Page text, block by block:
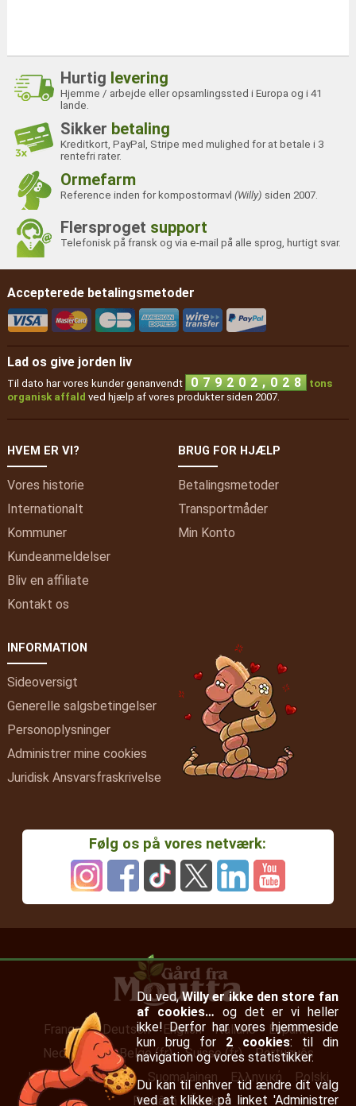
Hurtig levering
Hjemme / arbejde eller opsamlingssted i Europa og i 41
lande.
Sikker betaling
Kreditkort, PayPal, Stripe med mulighed for at betale i 3
rentefri rater.
Ormefarm
Reference inden for kompostormavl(Willy) siden 2007.
Flersproget support
Telefonisk på fransk og via e-mail på alle sprog, hurtigt svar.
Accepterede betalingsmetoder
Lad os give jorden liv
Til dato har vores kunder genanvendt 0 7 9 2 0 2 , 0 2 8
tons
organisk affald ved hjælp af vores produkter siden 2007.
HVEM ER VI?
Vores historie
Internationalt
Kommuner
Kundeanmeldelser
Bliv en affiliate
Kontakt os
BRUG FOR HJÆLP
Betalingsmetoder
Transportmåder
Min Konto
INFORMATION
Sideoversigt
Generelle salgsbetingelser
Personoplysninger
Administrer mine cookies
Juridisk Ansvarsfraskrivelse
Følg os på vores netværk:
Français Deutsch English Italiano
Español
Nederlands
Belge (fr) Suisse (fr)
Português
Irish (en)
Svenska Suomalainen Ελληνική
Polski
Română
Česky
Du ved,Willy er ikke den store fan
af cookies… og det er vi heller
ikke! Derfor har vores hjemmeside
kun brug for 2 cookies: til din
navigation og vores statistikker.
Du kan til enhver tid ændre dit valg
ved at klikke på linket 'Administrer